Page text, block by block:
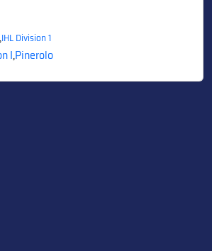
,IHL Division 1
I,Pinerolo